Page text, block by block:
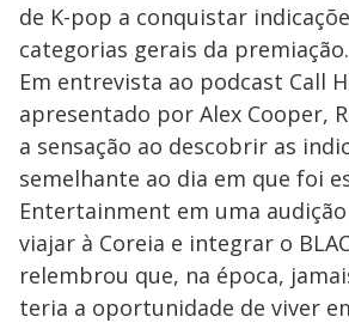
de K-pop a conquistar
categorias gerais da premiação.
Em entrevista ao podcast Call
apresentado por Alex Cooper,
a sensação ao descobrir as
semelhante ao dia em que foi
Entertainment em uma
viajar à Coreia e integrar o
relembrou que, na época,
teria a oportunidade de viver